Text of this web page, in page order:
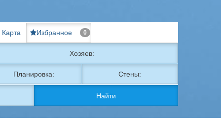
Карта Избранное 0
Хозяев:
Планировка: Стены:
Найти